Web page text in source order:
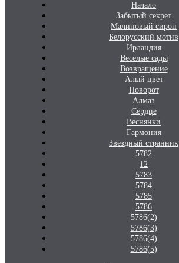
Начало
Забытый секрет
Малиновый сироп
Белорусский мотив
Ирландия
Веселые сады
Возвращение
Алый цвет
Поворот
Алмаз
Сердце
Веснянки
Гармония
Звездный странник
5782
12
5783
5784
5785
5786
5786(2)
5786(3)
5786(4)
5786(5)